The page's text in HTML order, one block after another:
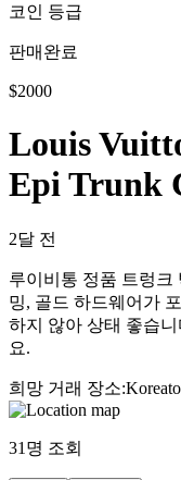
코인 등급
판매완료
$2000
Louis
Epi Trunk
2달 전
루이비통 정품 트렁크
밍, 골드 하드웨어가
하지 않아 상태 좋습
요.
희망 거래 장소:
31 명 조회